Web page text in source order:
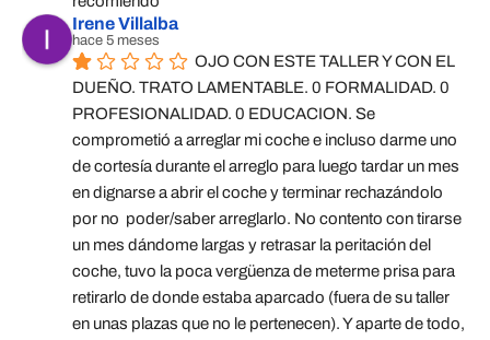
Irene Villalba
hace 5 meses
OJO CON ESTE TALLER Y CON EL
DUEÑO. TRATO LAMENTABLE. 0 FORMALIDAD. 0
PROFESIONALIDAD. 0 EDUCACION. Se
comprometió a arreglar mi coche e incluso darme uno
de cortesía durante el arreglo para luego tardar un mes
en dignarse a abrir el coche y terminar rechazándolo
por no  poder/saber arreglarlo. No contento con tirarse
un mes dándome largas y retrasar la peritación del
coche, tuvo la poca vergüenza de meterme prisa para
retirarlo de donde estaba aparcado (fuera de su taller
en unas plazas que no le pertenecen). Y aparte de todo,